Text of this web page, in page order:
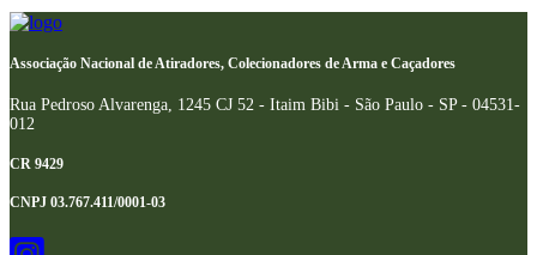
Associação Nacional de Atiradores, Colecionadores de Arma e Caçadores
Rua Pedroso Alvarenga, 1245 CJ 52 - Itaim Bibi - São Paulo - SP - 04531-
012
CR 9429
CNPJ 03.767.411/0001-03